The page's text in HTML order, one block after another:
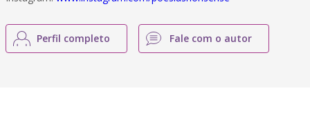
Perfil completo Fale com o autor